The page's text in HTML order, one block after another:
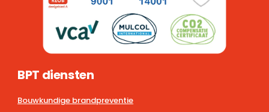
BPT diensten
Bouwkundige brandpreventie